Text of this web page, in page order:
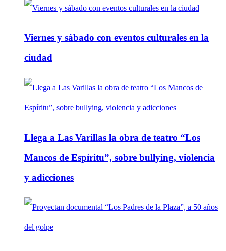
Viernes y sábado con eventos culturales en la
ciudad
Llega a Las Varillas la obra de teatro “Los
Mancos de Espíritu”, sobre bullying, violencia
y adicciones